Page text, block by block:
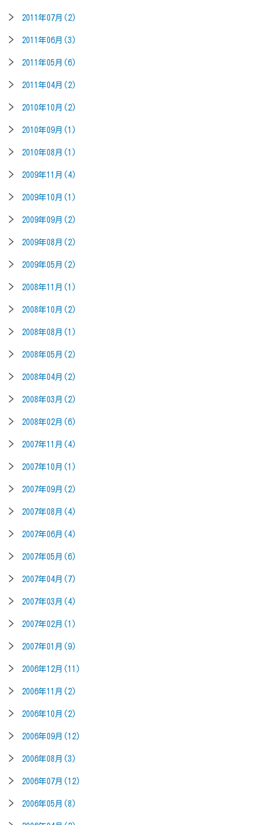
2011年07月(2)
2011年06月(3)
2011年05月(6)
2011年04月(2)
2010年10月(2)
2010年09月(1)
2010年08月(1)
2009年11月(4)
2009年10月(1)
2009年09月(2)
2009年08月(2)
2009年05月(2)
2008年11月(1)
2008年10月(2)
2008年08月(1)
2008年05月(2)
2008年04月(2)
2008年03月(2)
2008年02月(6)
2007年11月(4)
2007年10月(1)
2007年09月(2)
2007年08月(4)
2007年06月(4)
2007年05月(6)
2007年04月(7)
2007年03月(4)
2007年02月(1)
2007年01月(9)
2006年12月(11)
2006年11月(2)
2006年10月(2)
2006年09月(12)
2006年08月(3)
2006年07月(12)
2006年05月(8)